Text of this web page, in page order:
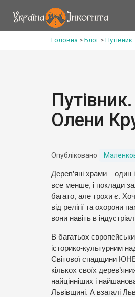
Головна > Блог>
Олени
Опубліковано
Дерев’яні храми –
все менше, і поклади
багато, але трохи є.
від релігії та охорони
вони навіть в
В багатьох
історико-культурним
Світової спадщини
кількох своїх
найцінніших і
Львівщині. А взагалі